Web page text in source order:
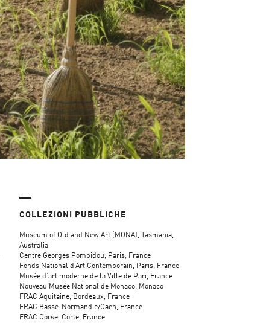
COLLEZIONI PUBBLICHE
Museum of Old and New Art (MONA), Tasmania,
Australia
Centre Georges Pompidou, Paris, France
Fonds National d’Art Contemporain, Paris, France
Musée d’art moderne de la Ville de Pari, France
Nouveau Musée National de Monaco, Monaco
FRAC Aquitaine, Bordeaux, France
FRAC Basse-Normandie/Caen, France
FRAC Corse, Corte, France